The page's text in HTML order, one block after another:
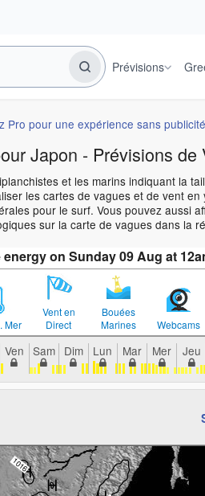
Prévisions
Pro pour une expérience sans
Japon - Prévisions de
et les marins indiquant la
les cartes de vagues et de vent
pour le surf. Vous pouvez aussi
sur la carte de vagues dans la
energy on Sunday 09 Aug at
Mer
Vent en
Direct
Bouées
Marines
Webcams
Ven Sam Dim Lun Mar Mer Jeu